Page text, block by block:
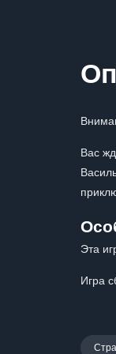
Вас
Эта
Игра